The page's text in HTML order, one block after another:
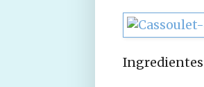
Ingredientes